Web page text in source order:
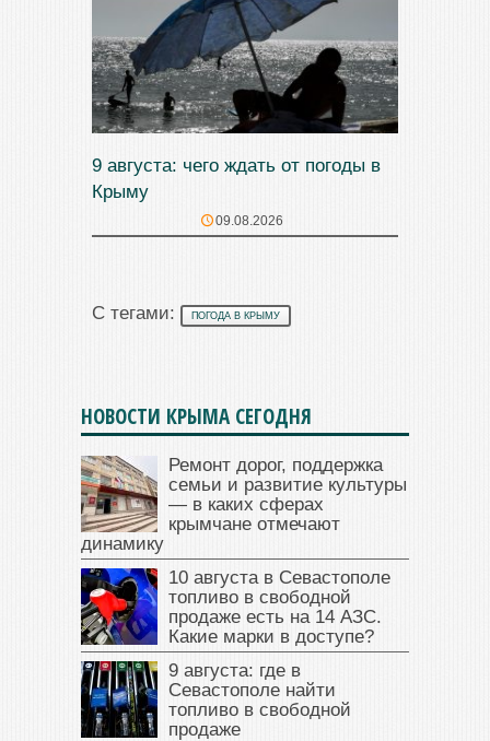
9 августа: чего ждать от погоды в
Крыму
09.08.2026
С тегами: ПОГОДА В КРЫМУ
НОВОСТИ КРЫМА СЕГОДНЯ
Ремонт дорог, поддержка
семьи и развитие культуры
— в каких сферах
крымчане отмечают
динамику
10 августа в Севастополе
топливо в свободной
продаже есть на 14 АЗС.
Какие марки в доступе?
9 августа: где в
Севастополе найти
топливо в свободной
продаже